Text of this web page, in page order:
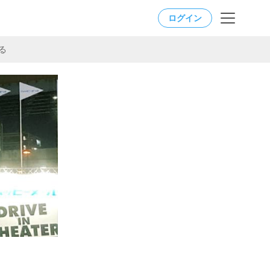
ログイン